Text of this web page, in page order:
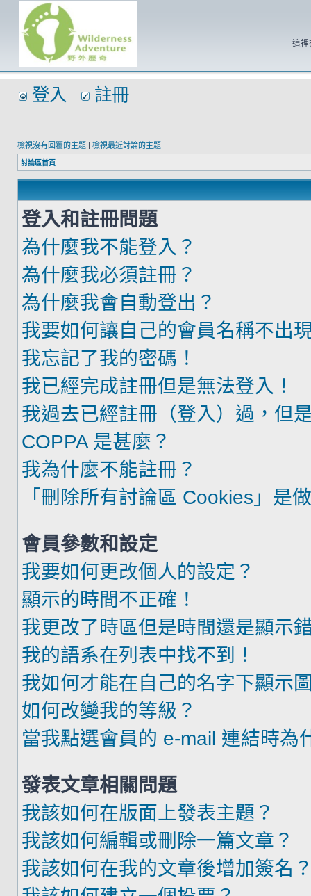
這裡
登入 註冊
檢視沒有回覆的主題 | 檢視最近討論的主題
討論區首頁
登入和註冊問題
為什麼我不能登入？
為什麼我必須註冊？
為什麼我會自動登出？
我要如何讓自己的會員名稱不出
我忘記了我的密碼！
我已經完成註冊但是無法登入！
我過去已經註冊（登入）過，但
COPPA 是甚麼？
我為什麼不能註冊？
「刪除所有討論區 Cookies」是
會員參數和設定
我要如何更改個人的設定？
顯示的時間不正確！
我更改了時區但是時間還是顯示
我的語系在列表中找不到！
我如何才能在自己的名字下顯示
如何改變我的等級？
當我點選會員的 e-mail 連結時為
發表文章相關問題
我該如何在版面上發表主題？
我該如何編輯或刪除一篇文章？
我該如何在我的文章後增加簽名